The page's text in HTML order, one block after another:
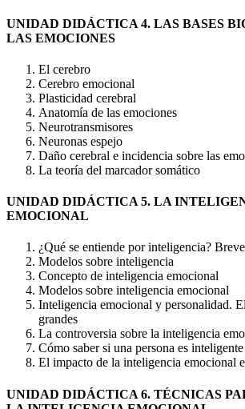
UNIDAD DIDÁCTICA 4. LAS BASES
LAS EMOCIONES
El cerebro
Cerebro emocional
Plasticidad cerebral
Anatomía de las emociones
Neurotransmisores
Neuronas espejo
Daño cerebral e incidencia sobre las
La teoría del marcador somático
UNIDAD DIDÁCTICA 5. LA
EMOCIONAL
¿Qué se entiende por inteligencia?
Modelos sobre inteligencia
Concepto de inteligencia emocional
Modelos sobre inteligencia emocional
Inteligencia emocional y personalidad.
grandes
La controversia sobre la inteligencia
Cómo saber si una persona es
El impacto de la inteligencia emocional
UNIDAD DIDÁCTICA 6. TÉCNICAS